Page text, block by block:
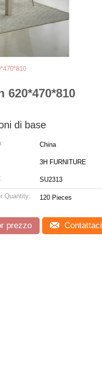
di base
China
3H FURNITURE
SU2313
Quantity: 120 Pieces
prezzo Contattaci